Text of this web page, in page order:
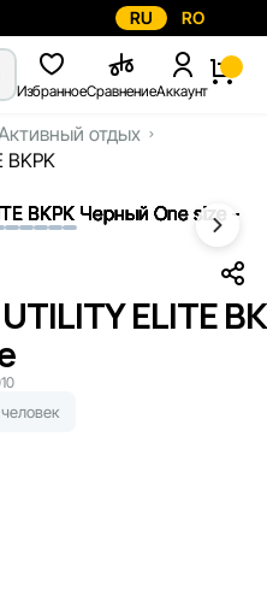
RU RO
ИзбранноеСравнениеАккаунт
отдых
BKPK
ELITE
человек